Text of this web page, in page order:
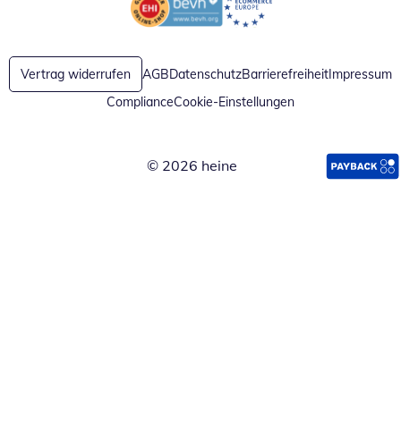
Öffnet in neuem FensterÖffnet in neuem Fenster
Vertrag widerrufen AGBDatenschutzBarrierefreiheitImpressum
ComplianceCookie-Einstellungen
© 2026 heine